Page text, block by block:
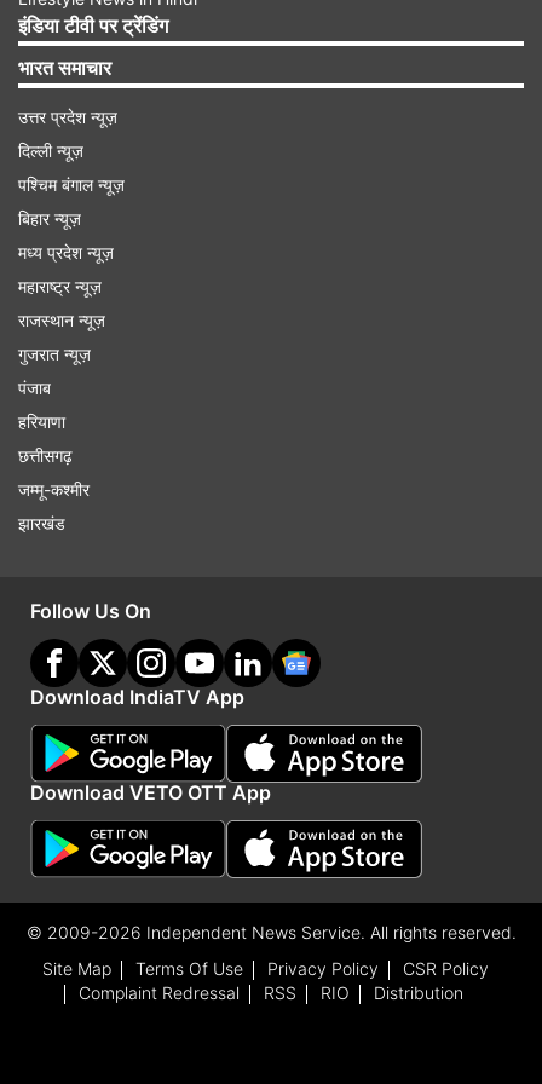
ओटीटी ऐप्स की बात करें तो आपको Sony LIV, ZEE5,
Liongate Play, Discovery+, Sun NXT,
Kanchha Lannka, Planet Marathi, Chaupal और
जियो टीवी का फ्री सब्सक्रिप्शन मिल जाता है।
इंडिया टीवी पर ट्रेंडिंग
भारत समाचार
उत्तर प्रदेश न्यूज़
दिल्ली न्यूज़
पश्चिम बंगाल न्यूज़
बिहार न्यूज़
मध्य प्रदेश न्यूज़
महाराष्ट्र न्यूज़
राजस्थान न्यूज़
गुजरात न्यूज़
पंजाब
हरियाणा
छत्तीसगढ़
जम्मू-कश्मीर
झारखंड
Follow Us On
Download IndiaTV App
Download VETO OTT App
© 2009-2026 Independent News Service. All rights reserved.
Site Map
Terms Of Use Privacy Policy
CSR Policy
Complaint Redressal
RSS RIO Distribution